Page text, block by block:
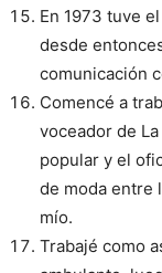
En 1973 tuve
desde
comunicación
Comencé a
voceador de
popular y el
de moda entre
mío.
Trabajé como